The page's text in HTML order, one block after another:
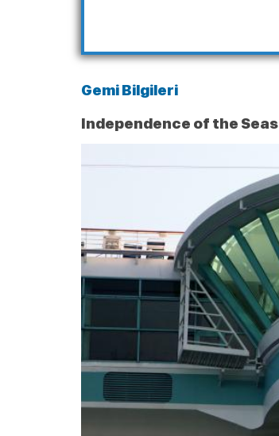
Gemi Bilgileri
Independence of the Seas